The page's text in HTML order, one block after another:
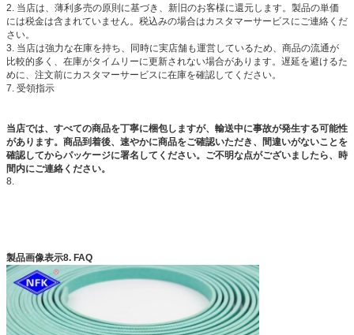
2. 当店は、薄利多売の原則に基づき、新旧のお客様に還元します。製品の単価
には税金は含まれていません。税込みの場合はカスタマーサービスにご連絡くだ
さい。
3. 当店は強力な在庫を持ち、同時に実店舗も運営しているため、商品の流通が
比較的多く、在庫がタイムリーに更新されない場合があります。遅延を避けるた
めに、注文前にカスタマーサービスに在庫を確認してください。
7. 受領指示
当店では、すべての商品を丁寧に梱包しますが、輸送中に事故が発生する可能性
があります。商品到着後、速やかに商品をご確認いただき、間違いがないことを
確認してからパッケージに署名してください。ご不明な点がございましたら、時
間内にご連絡ください。
8.
製品画像表示8. FAQ